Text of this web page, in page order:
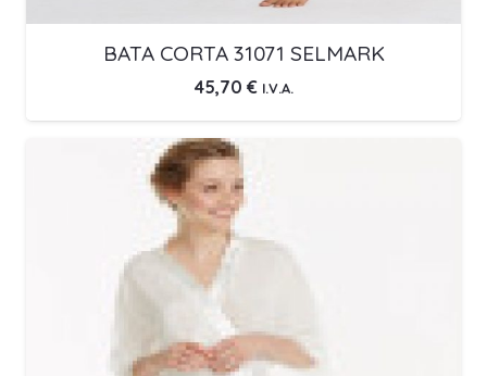
BATA CORTA 31071 SELMARK
45,70 € I.V.A.